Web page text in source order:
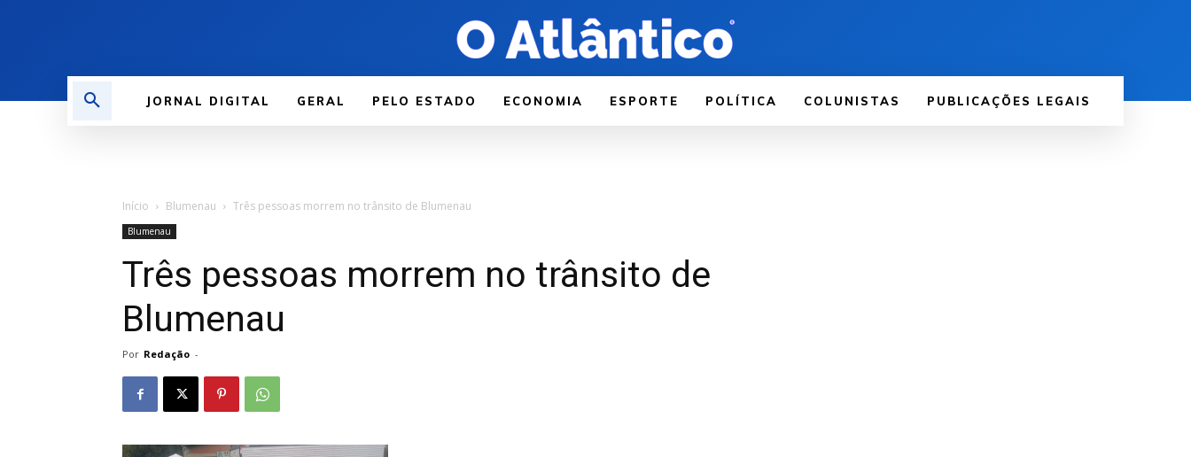
JORNAL DIGITAL GERAL PELO ESTADO ECONOMIA ESPORTE POLÍTICA COLUNISTAS PUBLICAÇÕES LEGAIS
Início Blumenau Três pessoas morrem no trânsito de Blumenau
Blumenau
Três pessoas morrem no trânsito de
Blumenau
Por Redação -